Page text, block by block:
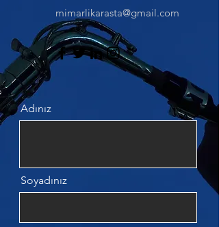
mimarlikarasta@gmail.com
Adınız
Soyadınız